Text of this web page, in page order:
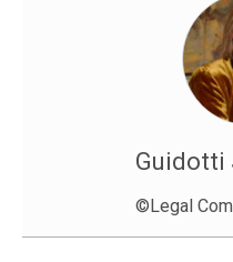
Guidotti
©Legal